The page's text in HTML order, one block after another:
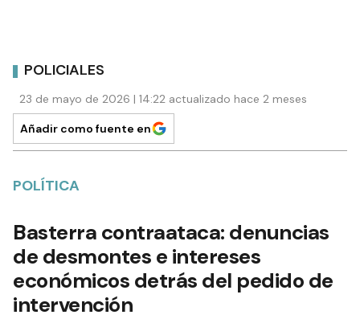
POLICIALES
23 de mayo de 2026 | 14:22 actualizado hace 2 meses
Añadir como fuente en
POLÍTICA
Basterra contraataca: denuncias
de desmontes e intereses
económicos detrás del pedido de
intervención